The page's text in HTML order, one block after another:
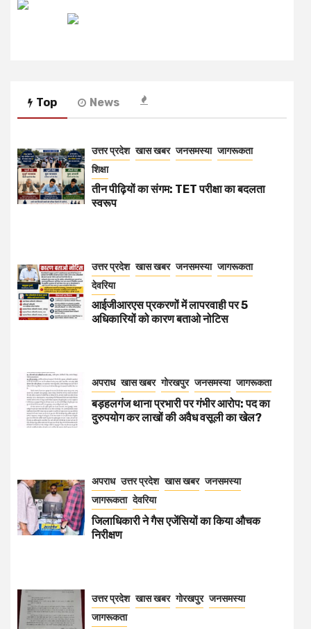
Top News
उत्तर प्रदेश खास खबर जनसमस्या जागरूकता
शिक्षा
तीन पीढ़ियों का संगम: TET परीक्षा का बदलता
स्वरूप
उत्तर प्रदेश खास खबर जनसमस्या जागरूकता
देवरिया
आईजीआरएस प्रकरणों में लापरवाही पर 5
अधिकारियों को कारण बताओ नोटिस
अपराध खास खबर गोरखपुर जनसमस्या जागरूकता
बड़हलगंज थाना प्रभारी पर गंभीर आरोप: पद का
दुरुपयोग कर लाखों की अवैध वसूली का खेल?
अपराध उत्तर प्रदेश खास खबर जनसमस्या
जागरूकता देवरिया
जिलाधिकारी ने गैस एजेंसियों का किया औचक
निरीक्षण
उत्तर प्रदेश खास खबर गोरखपुर जनसमस्या
जागरूकता